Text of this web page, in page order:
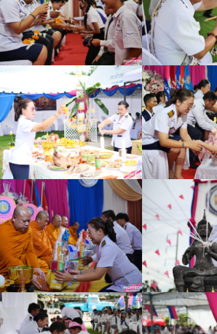
Search
for:
Search